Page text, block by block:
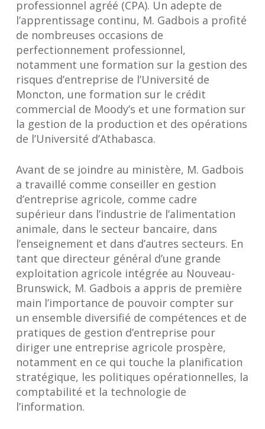
professionnel agréé (CPA). Un adepte de
l’apprentissage continu, M. Gadbois a profité
de nombreuses occasions de
perfectionnement professionnel,
notamment une formation sur la gestion des
risques d’entreprise de l’Université de
Moncton, une formation sur le crédit
commercial de Moody’s et une formation sur
la gestion de la production et des opérations
de l’Université d’Athabasca.
Avant de se joindre au ministère, M. Gadbois
a travaillé comme conseiller en gestion
d’entreprise agricole, comme cadre
supérieur dans l’industrie de l’alimentation
animale, dans le secteur bancaire, dans
l’enseignement et dans d’autres secteurs. En
tant que directeur général d’une grande
exploitation agricole intégrée au Nouveau-
Brunswick, M. Gadbois a appris de première
main l’importance de pouvoir compter sur
un ensemble diversifié de compétences et de
pratiques de gestion d’entreprise pour
diriger une entreprise agricole prospère,
notamment en ce qui touche la planification
stratégique, les politiques opérationnelles, la
comptabilité et la technologie de
l’information.